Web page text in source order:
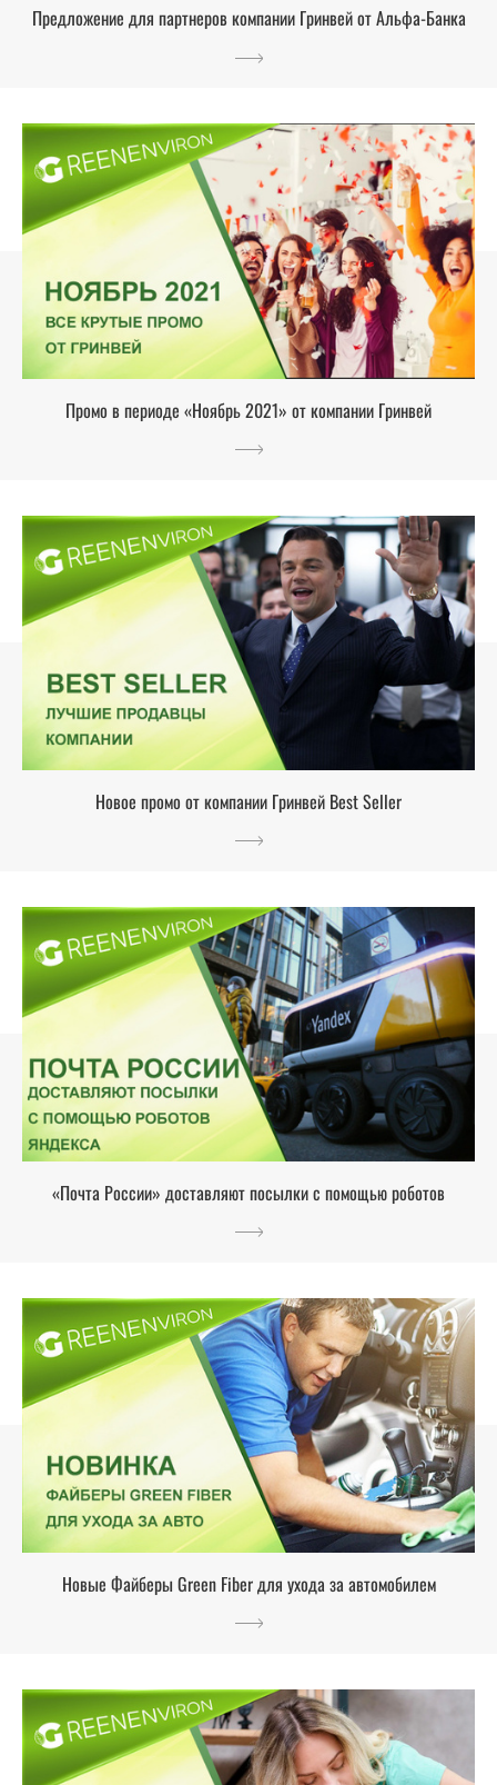
Предложение для партнеров компании Гринвей от Альфа-Банка
Промо в периоде «Ноябрь 2021» от компании Гринвей
Новое промо от компании Гринвей Best Seller
«Почта России» доставляют посылки с помощью роботов
Новые Файберы Green Fiber для ухода за автомобилем